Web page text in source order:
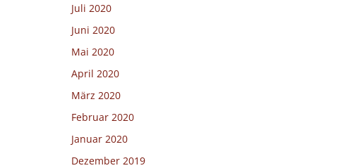
Juli 2020
Juni 2020
Mai 2020
April 2020
März 2020
Februar 2020
Januar 2020
Dezember 2019